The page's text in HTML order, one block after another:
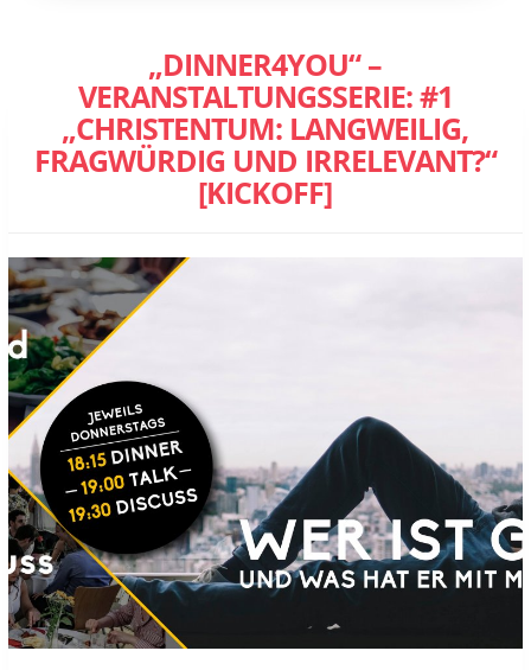
„DINNER4YOU“ –
VERANSTALTUNGSSERIE: #1
„CHRISTENTUM: LANGWEILIG,
FRAGWÜRDIG UND IRRELEVANT?“
[KICKOFF]